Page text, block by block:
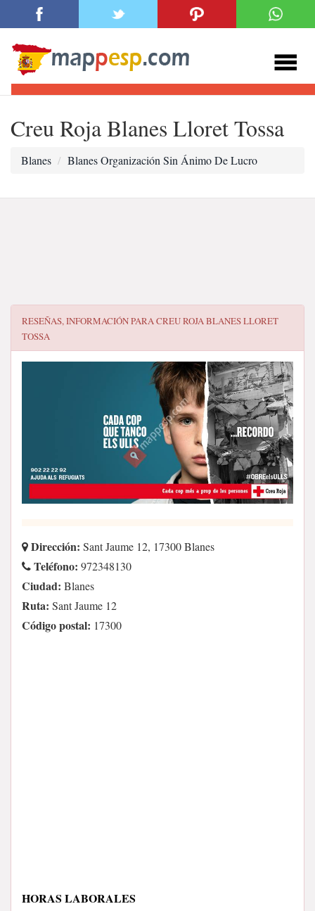
Creu Roja Blanes Lloret Tossa
Blanes Blanes Organización Sin Ánimo De Lucro
RESEÑAS, INFORMACIÓN PARACREU ROJA BLANES LLORET
TOSSA
Dirección: Sant Jaume 12, 17300 Blanes
Teléfono: 972348130
Ciudad: Blanes
Ruta: Sant Jaume 12
Código postal: 17300
HORAS LABORALES